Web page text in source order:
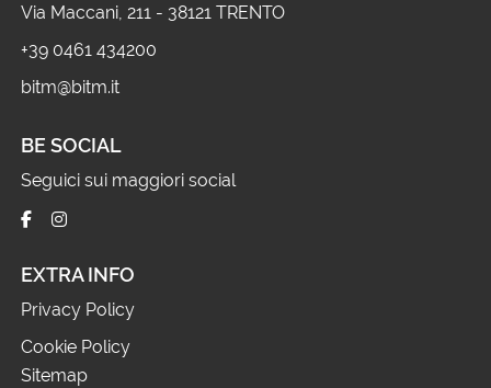
Via Maccani, 211 - 38121 TRENTO
+39 0461 434200
bitm@bitm.it
BE SOCIAL
Seguici sui maggiori social
EXTRA INFO
Privacy Policy
Cookie Policy
Sitemap